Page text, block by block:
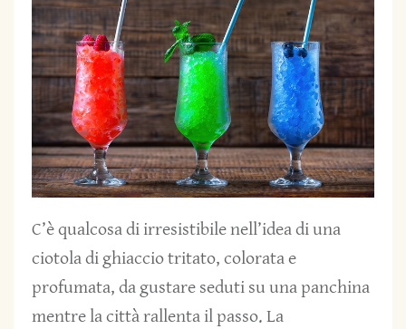
C’è qualcosa di irresistibile nell’idea di una
ciotola di ghiaccio tritato, colorata e
profumata, da gustare seduti su una panchina
mentre la città rallenta il passo. La